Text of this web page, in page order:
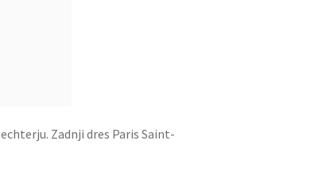
Zadnji dres Paris Saint-